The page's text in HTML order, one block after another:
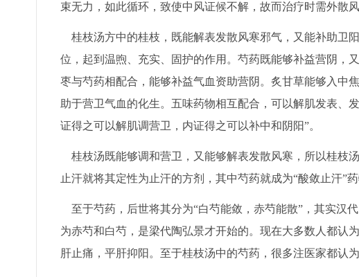
束无力，如此循环，致使中风证候不解，故而治疗时需外散
桂枝汤方中的桂枝，既能解表发散风寒邪气，又能补助卫
位，起到温煦、充实、固护的作用。芍药既能够补益营阴，
枣与芍药相配合，能够补益气血资助营阴。炙甘草能够入中
助于营卫气血的化生。五味药物相互配合，可以解肌发表、
证得之可以解肌调营卫，内证得之可以补中和阴阳”。
桂枝汤既能够调和营卫，又能够解表发散风寒，所以桂枝
止汗就将其定性为止汗的方剂，其中芍药就成为“酸敛止汗”药
至于芍药，后世将其分为“白芍能敛，赤芍能散”，其实汉
为赤芍和白芍，是梁代陶弘景才开始的。现在大多数人都认
肝止痛，平肝抑阳。至于桂枝汤中的芍药，很多注医家都认